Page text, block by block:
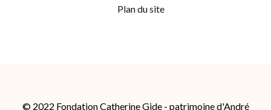
Plan du site
© 2022 Fondation Catherine Gide - patrimoine d'André